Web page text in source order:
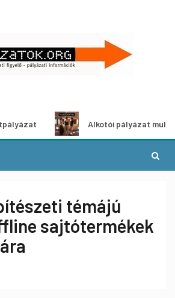
Alkotói pályázat multimédia-
témájú
sajtótermékek